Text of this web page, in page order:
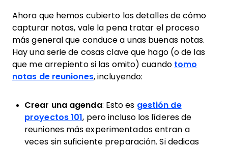
Ahora que hemos cubierto los detalles de cómo
capturar notas, vale la pena tratar el proceso
más general que conduce a unas buenas notas.
Hay una serie de cosas clave que hago (o de las
que me arrepiento si las omito) cuando tomo
notas de reuniones, incluyendo:
Crear una agenda: Esto es gestión de
proyectos 101, pero incluso los líderes de
reuniones más experimentados entran a
veces sin suficiente preparación. Si dedicas